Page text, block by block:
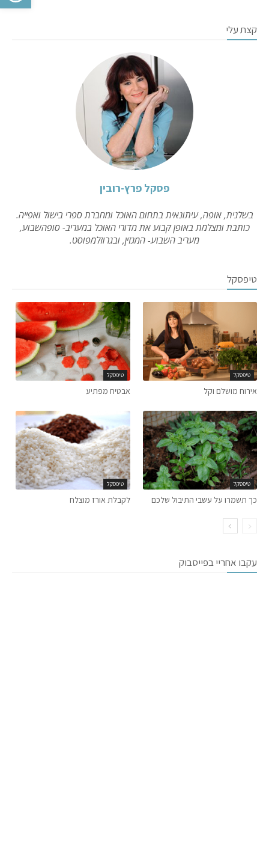
קצת עלי
פסקל פרץ-רובין
בשלנית, אופה, עיתונאית בתחום האוכל ומחברת ספרי בישול ואפייה.
כותבת ומצלמת באופן קבוע את מדורי האוכל במעריב- סופהשבוע,
מעריב השבוע- המגזין, ובגרוזלמפוסט.
טיפסקל
טיפסקל
אירוח מושלם וקל
טיפסקל
אבטיח מפתיע
טיפסקל
כך תשמרו על עשבי התיבול שלכם
טיפסקל
לקבלת אורז מוצלח
עקבו אחריי בפייסבוק